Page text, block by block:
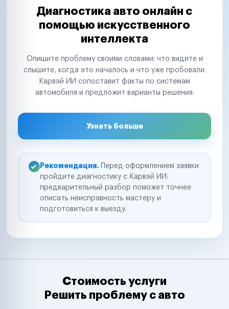
Диагностика авто онлайн с
помощью искусственного
интеллекта
Опишите проблему своими словами: что видите и
слышите, когда это началось и что уже пробовали.
Карвэй ИИ сопоставит факты по системам
автомобиля и предложит варианты решения.
Узнать больше
Рекомендация. Перед оформлением заявки
пройдите диагностику с Карвэй ИИ:
предварительный разбор поможет точнее
описать неисправность мастеру и
подготовиться к выезду.
Стоимость услуги
Решить проблему с авто